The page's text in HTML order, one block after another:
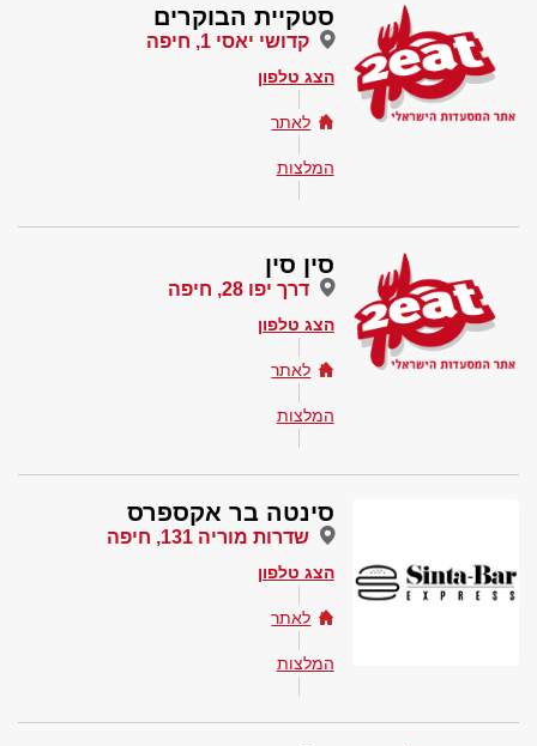
סטקיית הבוקרים
קדושי יאסי 1, חיפה
הצג טלפון
לאתר
המלצות
סין סין
דרך יפו 28, חיפה
הצג טלפון
לאתר
המלצות
סינטה בר אקספרס
שדרות מוריה 131, חיפה
הצג טלפון
לאתר
המלצות